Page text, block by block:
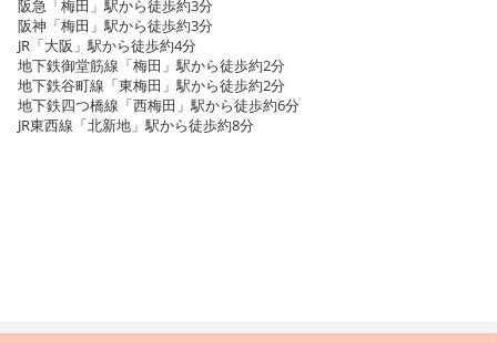
阪急「梅田」駅から徒歩約3分
阪神「梅田」駅から徒歩約3分
JR「大阪」駅から徒歩約4分
地下鉄御堂筋線「梅田」駅から徒歩約2分
地下鉄谷町線「東梅田」駅から徒歩約2分
地下鉄四つ橋線「西梅田」駅から徒歩約6分
JR東西線「北新地」駅から徒歩約8分